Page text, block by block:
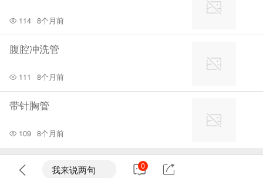
114 8个月前
腹腔冲洗管
111 8个月前
带针胸管
109 8个月前
我来说两句 0